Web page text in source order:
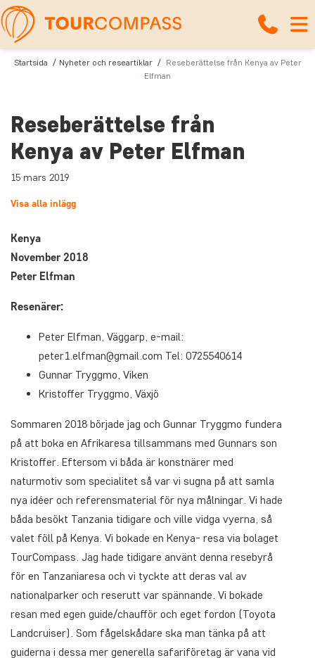
Startsida Nyheter och researtiklar
Reseberättelse från Kenya av Peter
Elfman
Reseberättelse från
Kenya av Peter Elfman
15 mars 2019
Visa alla inlägg
Kenya
November 2018
Peter Elfman
Resenärer:
Peter Elfman, Väggarp, e-mail:
peter1.elfman@gmail.com Tel: 0725540614
Gunnar Tryggmo, Viken
Kristoffer Tryggmo, Växjö
Sommaren 2018 började jag och Gunnar Tryggmo fundera
på att boka en Afrikaresa tillsammans med Gunnars son
Kristoffer. Eftersom vi båda är konstnärer med
naturmotiv som specialitet så var vi sugna på att samla
nya idéer och referensmaterial för nya målningar. Vi hade
båda besökt Tanzania tidigare och ville vidga vyerna, så
valet föll på Kenya. Vi bokade en Kenya- resa via bolaget
TourCompass. Jag hade tidigare använt denna resebyrå
för en Tanzaniaresa och vi tyckte att deras val av
nationalparker och reserutt var spännande. Vi bokade
resan med egen guide/chaufför och eget fordon (Toyota
Landcruiser). Som fågelskådare ska man tänka på att
guiderna i dessa mer generella safariföretag är vana vid